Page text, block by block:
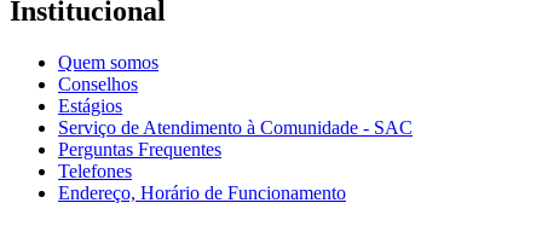
Institucional
Quem somos
Conselhos
Estágios
Serviço de Atendimento à Comunidade - SAC
Perguntas Frequentes
Telefones
Endereço, Horário de Funcionamento